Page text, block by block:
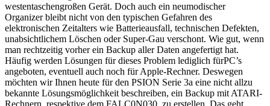
westentaschengroßen Gerät. Doch auch ein neumodischer
Organizer bleibt nicht von den typischen Gefahren des
elektronischen Zeitalters wie Batterieausfall, technischen Defekten,
unabsichtlichem Löschen oder Super-Gau verschont. Wie gut, wenn
man rechtzeitig vorher ein Backup aller Daten angefertigt hat.
Häufig werden Lösungen für dieses Problem lediglich fürPC’s
angeboten, eventuell auch noch für Apple-Rechner. Deswegen
möchten wir Ihnen heute für den PSION Serie 3a eine nicht allzu
bekannte Lösungsmöglichkeit beschreiben, ein Backup mit ATARI-
Rechnern, respektive dem FALC0N030, zu erstellen. Das geht